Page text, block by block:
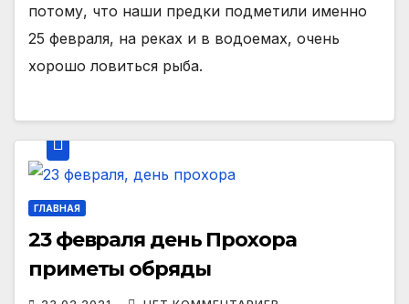
потому, что наши предки подметили именно
25 февраля, на реках и в водоемах, очень
хорошо ловиться рыба.
ГЛАВНАЯ
23 февраля день Прохора
приметы обряды